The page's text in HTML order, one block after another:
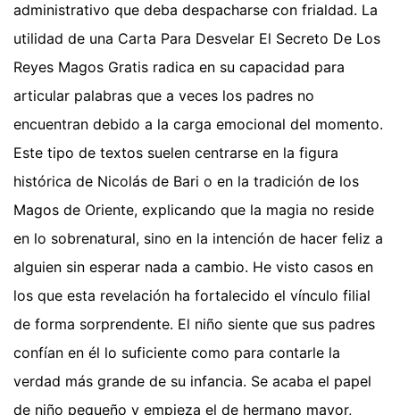
administrativo que deba despacharse con frialdad. La
utilidad de una Carta Para Desvelar El Secreto De Los
Reyes Magos Gratis radica en su capacidad para
articular palabras que a veces los padres no
encuentran debido a la carga emocional del momento.
Este tipo de textos suelen centrarse en la figura
histórica de Nicolás de Bari o en la tradición de los
Magos de Oriente, explicando que la magia no reside
en lo sobrenatural, sino en la intención de hacer feliz a
alguien sin esperar nada a cambio. He visto casos en
los que esta revelación ha fortalecido el vínculo filial
de forma sorprendente. El niño siente que sus padres
confían en él lo suficiente como para contarle la
verdad más grande de su infancia. Se acaba el papel
de niño pequeño y empieza el de hermano mayor,